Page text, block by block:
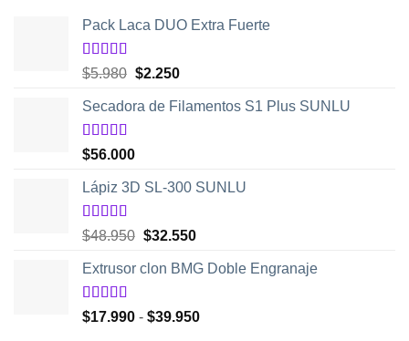
Pack Laca DUO Extra Fuerte
Valorado
5
$5.980 El
original
$5.980.
$2.250El
actual
Secadora de Filamentos S1 Plus SUNLU
Valorado
5
$56.000
Lápiz 3D SL-300 SUNLU
Valorado
de 5
$48.950 El
original
$48.950.
$32.550El
actual
$32.550.
Extrusor clon BMG Doble Engranaje
Valorado
$17.990 - $39.950Rango